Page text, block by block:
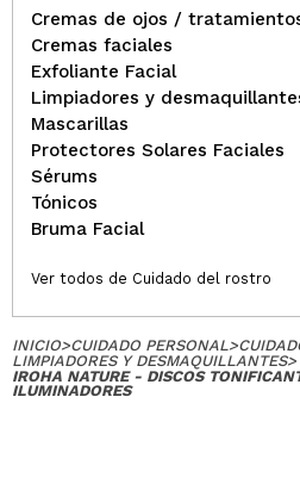
Cremas de ojos /
Cremas faciales
Exfoliante Facial
Limpiadores y
Mascarillas
Protectores Solares Faciales
Sérums
Tónicos
Bruma Facial
Ver todos de Cuidado del rostro
INICIO>CUIDADO PERSONAL>
LIMPIADORES Y DESMAQUILLANTES>
IROHA NATURE - DISCOS
ILUMINADORES